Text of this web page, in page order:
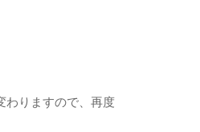
わりますので、再度